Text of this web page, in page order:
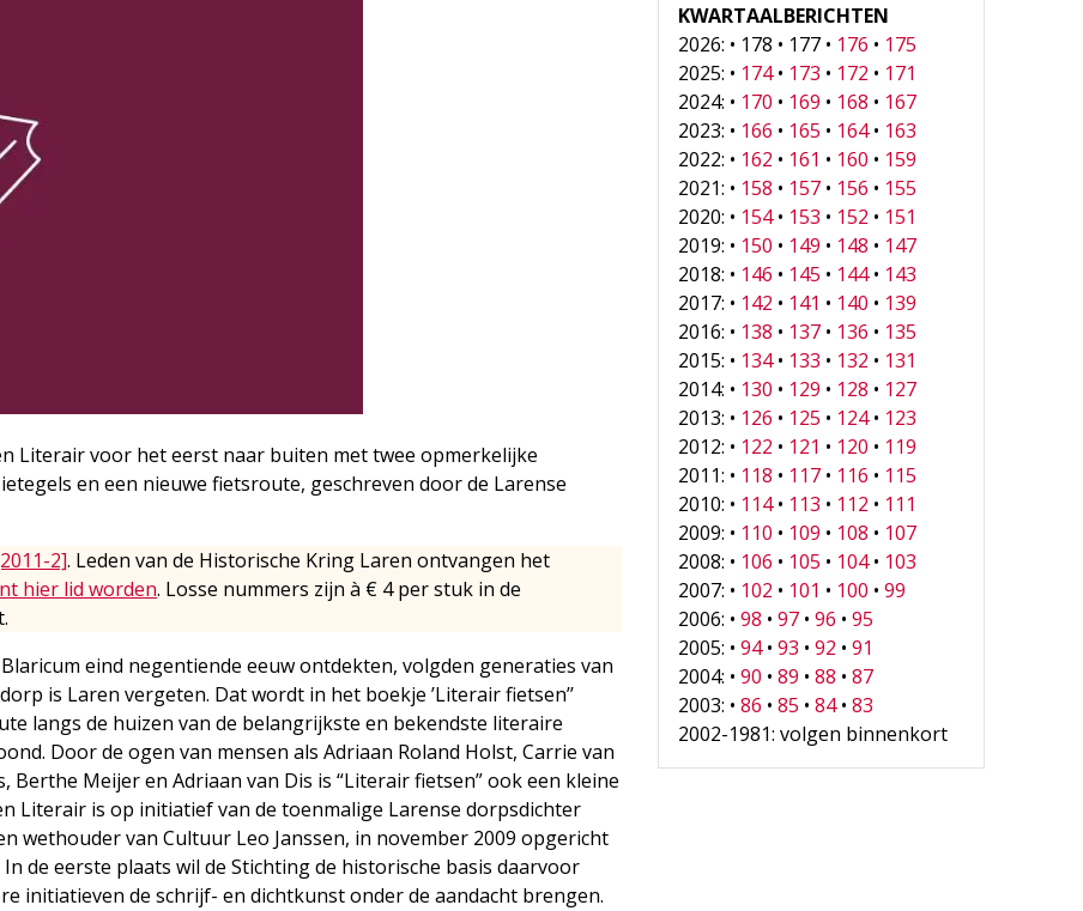
Literair voor het eerst naar buiten met twee opmerkelijke
en een nieuwe fietsroute, geschreven door de Larense
2]. Leden van de Historische Kring Laren ontvangen het
hier lid worden. Losse nummers zijn à € 4 per stuk in de
eind negentiende eeuw ontdekten, volgden generaties van
is Laren vergeten. Dat wordt in het boekje ’Literair fietsen’’
langs de huizen van de belangrijkste en bekendste literaire
Door de ogen van mensen als Adriaan Roland Holst, Carrie van
Berthe Meijer en Adriaan van Dis is “Literair fietsen” ook een kleine
Literair is op initiatief van de toenmalige Larense dorpsdichter
wethouder van Cultuur Leo Janssen, in november 2009 opgericht
de eerste plaats wil de Stichting de historische basis daarvoor
initiatieven de schrijf- en dichtkunst onder de aandacht brengen.
KWARTAALBERICHTEN
2026: • 178 • 177 • 176 • 175
2025: • 174• 173 • 172 • 171
2024: • 170 • 169 • 168 • 167
2023: • 166 • 165 • 164• 163
2022: • 162 • 161 • 160 • 159
2021: • 158 • 157 • 156 • 155
2020: • 154• 153 • 152 • 151
2019: • 150 • 149 • 148 • 147
2018: • 146 • 145 • 144• 143
2017: • 142 • 141 • 140 • 139
2016: • 138 • 137 • 136 • 135
2015: • 134• 133 • 132 • 131
2014: • 130 • 129 • 128 • 127
2013: • 126 • 125 • 124• 123
2012: • 122 • 121 • 120 • 119
2011: • 118 • 117 • 116 • 115
2010: • 114• 113 • 112 • 111
2009: • 110 • 109 • 108 • 107
2008: • 106 • 105 • 104• 103
2007: • 102 • 101 • 100 •99
2006: •98 •97 •96 •95
2005: •94•93 •92 •91
2004: •90 •89 •88 •87
2003: •86 •85 •84•83
2002-1981: volgen binnenkort